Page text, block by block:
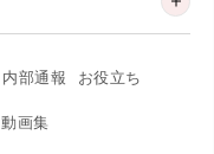
内部通報 お役立ち
動画集